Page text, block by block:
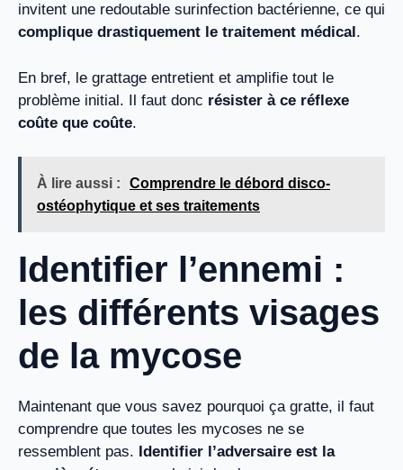
invitent une redoutable surinfection bactérienne, ce qui
complique drastiquement le traitement médical .
En bref, le grattage entretient et amplifie tout le
problème initial. Il faut donc résister à ce réflexe
coûte que coûte.
À lire aussi :
Comprendre le débord disco-
ostéophytique et ses traitements
Identifier l’ennemi :
les différents visages
de la mycose
Maintenant que vous savez pourquoi ça gratte, il faut
comprendre que toutes les mycoses ne se
ressemblent pas. Identifier l’adversaire est la